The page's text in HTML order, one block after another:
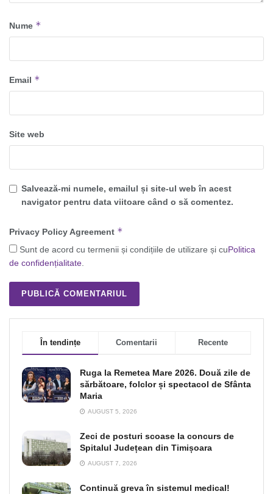
Nume *
Email *
Site web
Salvează-mi numele, emailul și site-ul web în acest
navigator pentru data viitoare când o să comentez.
Privacy Policy Agreement *
Sunt de acord cu termenii și condițiile de utilizare și cuPolitica
de confidențialitate.
În tendințe Comentarii Recente
Ruga la Remetea Mare 2026. Două zile de
sărbătoare, folclor și spectacol de Sfânta
Maria
AUGUST 5, 2026
Zeci de posturi scoase la concurs de
Spitalul Județean din Timișoara
AUGUST 7, 2026
Continuă greva în sistemul medical!